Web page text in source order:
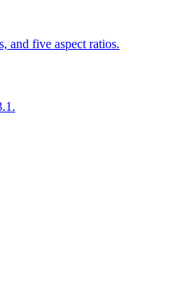
and five aspect ratios.